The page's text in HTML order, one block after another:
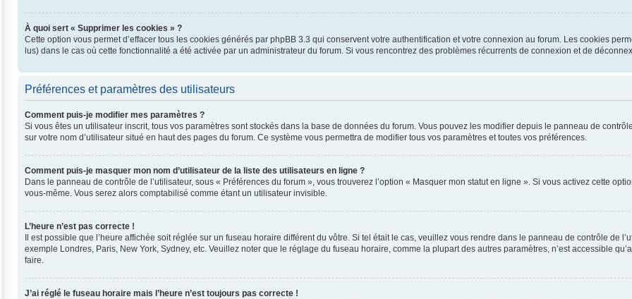
À quoi sert « Supprimer les cookies » ?
Cette option vous permet d’effacer tous les cookies générés par phpBB 3.3 qui conservent votre authentification et votre connexion au forum. Les cookies
lus) dans le cas où cette fonctionnalité a été activée par un administrateur du forum. Si vous rencontrez des problèmes récurrents de connexion et de
Préférences et paramètres des utilisateurs
Comment puis-je modifier mes paramètres ?
Si vous êtes un utilisateur inscrit, tous vos paramètres sont stockés dans la base de données du forum. Vous pouvez les modifier depuis le panneau de
sur votre nom d’utilisateur situé en haut des pages du forum. Ce système vous permettra de modifier tous vos paramètres et toutes vos préférences.
Comment puis-je masquer mon nom d’utilisateur de la liste des utilisateurs en ligne ?
Dans le panneau de contrôle de l’utilisateur, sous « Préférences du forum », vous trouverez l’option « Masquer mon statut en ligne ». Si vous activez cette
vous-même. Vous serez alors comptabilisé comme étant un utilisateur invisible.
L’heure n’est pas correcte !
Il est possible que l’heure affichée soit réglée sur un fuseau horaire différent du vôtre. Si tel était le cas, veuillez vous rendre dans le panneau de contrôle de
exemple Londres, Paris, New York, Sydney, etc. Veuillez noter que le réglage du fuseau horaire, comme la plupart des autres paramètres, n’est accessible
faire.
J’ai réglé le fuseau horaire mais l’heure n’est toujours pas correcte !